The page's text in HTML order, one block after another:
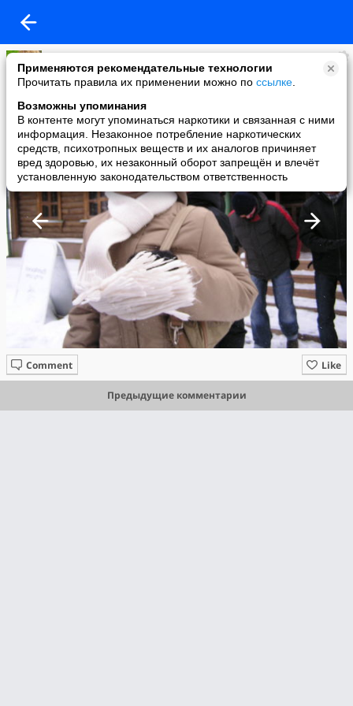
Применяются рекомендательные технологии
Прочитать правила их применении можно по ссылке
Возможны упоминания
В контенте могут упоминаться наркотики и связанная с ними
информация. Незаконное потребление наркотических
средств, психотропных веществ и их аналогов причиняет
вред здоровью, их незаконный оборот запрещён и влечёт
установленную законодательством ответственность
Таня
added a photo
21 Feb в 20:32
Like
Comment
Предыдущие комментарии